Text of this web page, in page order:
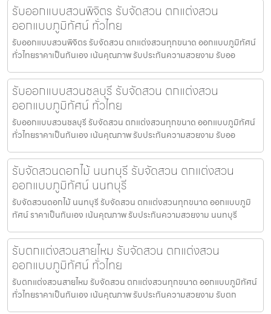
รับออกแบบสวนพิจิตร รับจัดสวน ตกแต่งสวน
ออกแบบภูมิทัศน์ ทั่วไทย
รับออกแบบสวนพิจิตร รับจัดสวน ตกแต่งสวนทุกขนาด ออกแบบภูมิทัศน์
ทั่วไทยราคาเป็นกันเอง เน้นคุณภาพ รับประกันความสวยงาม รับออ
รับออกแบบสวนชลบุรี รับจัดสวน ตกแต่งสวน
ออกแบบภูมิทัศน์ ทั่วไทย
รับออกแบบสวนชลบุรี รับจัดสวน ตกแต่งสวนทุกขนาด ออกแบบภูมิทัศน์
ทั่วไทยราคาเป็นกันเอง เน้นคุณภาพ รับประกันความสวยงาม รับออ
รับจัดสวนดอกไม้ นนทบุรี รับจัดสวน ตกแต่งสวน
ออกแบบภูมิทัศน์ นนทบุรี
รับจัดสวนดอกไม้ นนทบุรี รับจัดสวน ตกแต่งสวนทุกขนาด ออกแบบภูมิ
ทัศน์ ราคาเป็นกันเอง เน้นคุณภาพ รับประกันความสวยงาม นนทบุรี
รับตกแต่งสวนสายไหม รับจัดสวน ตกแต่งสวน
ออกแบบภูมิทัศน์ ทั่วไทย
รับตกแต่งสวนสายไหม รับจัดสวน ตกแต่งสวนทุกขนาด ออกแบบภูมิทัศน์
ทั่วไทยราคาเป็นกันเอง เน้นคุณภาพ รับประกันความสวยงาม รับตก